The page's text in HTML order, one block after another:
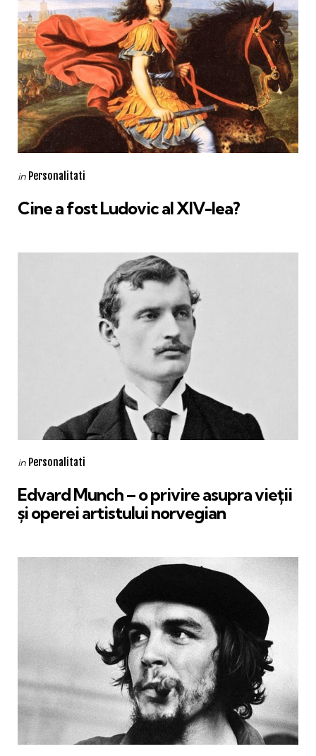
Categories
Posted
in Personalitati
Cine a fost Ludovic al XIV-lea?
Categories
Posted
in Personalitati
Edvard Munch – o privire asupra vieții
și operei artistului norvegian